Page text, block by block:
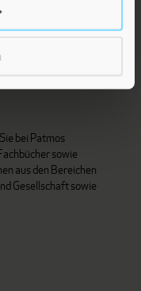
Patmos
bei Patmos
sowie
aus den Bereichen
Gesellschaft sowie